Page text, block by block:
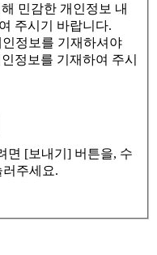
민감한 개인정보 내
주시기 바랍니다.
정보를 기재하셔야
정보를 기재하여 주시
면 [보내기] 버튼을, 수
주세요.